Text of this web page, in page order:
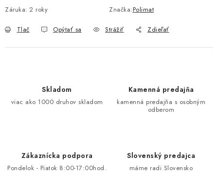
Záruka: 2 roky Značka:Polimat
Tlač Opýtať sa Strážiť Zdieľať
Skladom
viac ako 1000 druhov skladom
Kamenná predajňa
kamenná predajňa s osobným
odberom
Zákaznícka podpora
Pondelok - Piatok 8:00-17:00hod.
Slovenský predajca
máme radi Slovensko